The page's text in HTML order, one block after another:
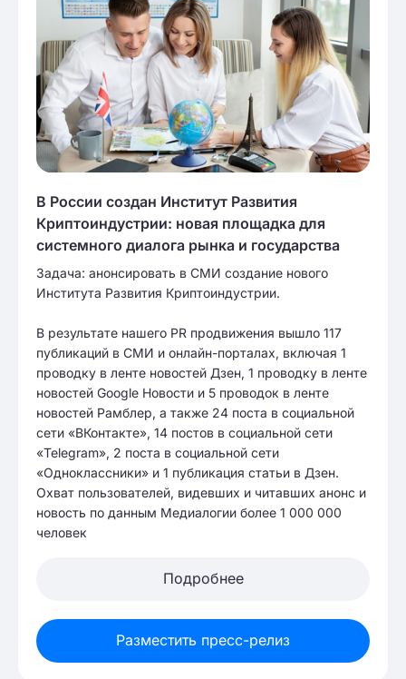
В России создан Институт Развития
Криптоиндустрии: новая площадка для
системного диалога рынка и государства
Задача: анонсировать в СМИ создание нового
Института Развития Криптоиндустрии.
В результате нашего PR продвижения вышло 117
публикаций в СМИ и онлайн-порталах, включая 1
проводку в ленте новостей Дзен, 1 проводку в ленте
новостей Google Новости и 5 проводок в ленте
новостей Рамблер, а также 24 поста в социальной
сети «ВКонтакте», 14 постов в социальной сети
«Telegram», 2 поста в социальной сети
«Одноклассники» и 1 публикация статьи в Дзен.
Охват пользователей, видевших и читавших анонс и
новость по данным Медиалогии более 1 000 000
человек
Подробнее
Разместить пресс-релиз